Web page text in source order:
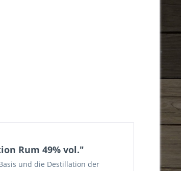
Rum 49% vol."
und die Destillation der